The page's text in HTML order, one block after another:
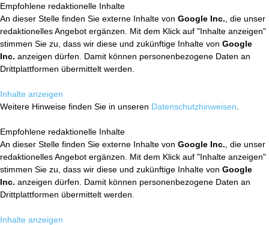
Empfohlene redaktionelle Inhalte
An dieser Stelle finden Sie externe Inhalte von Google Inc. , die unser
redaktionelles Angebot ergänzen. Mit dem Klick auf "Inhalte anzeigen"
stimmen Sie zu, dass wir diese und zukünftige Inhalte von Google
Inc. anzeigen dürfen. Damit können personenbezogene Daten an
Drittplattformen übermittelt werden.
Inhalte anzeigen
Weitere Hinweise finden Sie in unseren Datenschutzhinweisen
Empfohlene redaktionelle Inhalte
An dieser Stelle finden Sie externe Inhalte von Google Inc. , die unser
redaktionelles Angebot ergänzen. Mit dem Klick auf "Inhalte anzeigen"
stimmen Sie zu, dass wir diese und zukünftige Inhalte von Google
Inc. anzeigen dürfen. Damit können personenbezogene Daten an
Drittplattformen übermittelt werden.
Inhalte anzeigen